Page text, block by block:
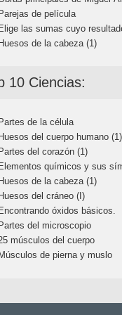
de película
las sumas cuyo
de la cabeza (1)
10 Ciencias:
de la célula
del cuerpo humano (1)
del corazón (1)
químicos y sus
de la cabeza (1)
del cráneo (I)
óxidos básicos.
del microscopio
músculos del cuerpo
de pierna y muslo